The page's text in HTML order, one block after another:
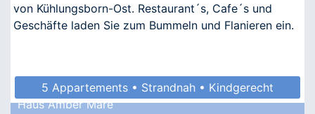
von Kühlungsborn-Ost. Restaurant´s, Cafe´s und
Geschäfte laden Sie zum Bummeln und Flanieren ein.
5 Appartements • Strandnah • Kindgerecht
Haus Amber Mare